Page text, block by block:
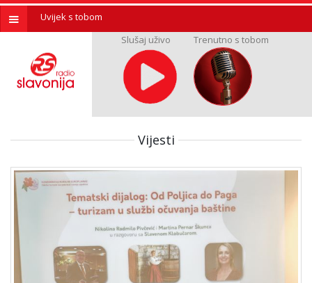
Uvijek s tobom
Slušaj uživo
Trenutno s tobom
Vijesti